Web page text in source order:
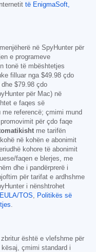
të EnigmaSoft,
në SpyHunter për
e programeve
tonë të mbështetjes
filluar nga $49.98 çdo
$79.98 çdo
për Mac) në
e faqes së
referencë; çmimi mund
për çdo faqe
me tarifën
në kohën e abonimit
kohore të abonimit
faqen e blerjes, me
dhe i pandërprerë i
për tarifat e ardhshme
i nënshtrohet
EULA/TOS
Politikës së
është e vlefshme për
çmimi standard i